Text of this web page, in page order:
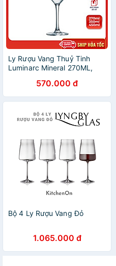
Ly Rượu Vang Thuỷ Tinh
Luminarc Mineral 270ML,
H2316, H2317 & H2318
570.000 đ
Bộ 4 Ly Rượu Vang Đỏ
1.065.000 đ